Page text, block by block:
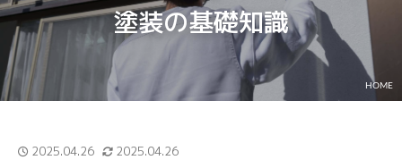
塗装の基礎知識
HOME
2025.04.26 2025.04.26